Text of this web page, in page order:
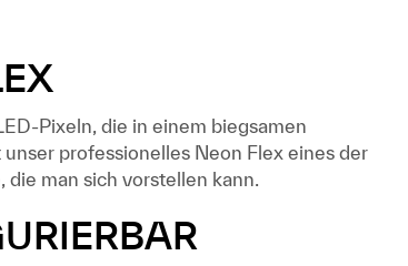
Pixeln, die in einem biegsamen
professionelles Neon Flex eines der
man sich vorstellen kann.